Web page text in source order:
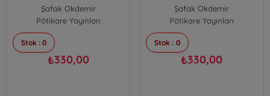
Şafak Okdemir
Pötikare Yayınları
Stok : 0
₺330,00
Şafak Okdemir
Pötikare Yayınları
Stok : 0
₺330,00